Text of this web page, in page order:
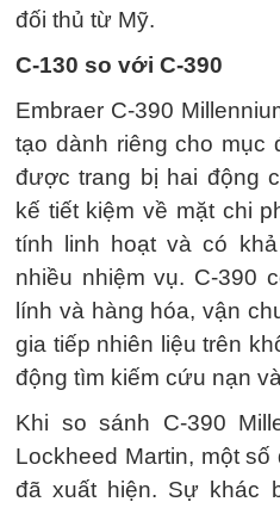
đối thủ từ Mỹ.
C-130 so với C-390
Embraer C-390
tạo dành riêng cho mục
được trang bị hai động
kế tiết kiệm về mặt chi
tính linh hoạt và có
nhiều nhiệm vụ. C-390
lính và hàng hóa, vận
gia tiếp nhiên liệu trên
động tìm kiếm cứu nạn
Khi so sánh C-390
Lockheed Martin, một
đã xuất hiện. Sự khác